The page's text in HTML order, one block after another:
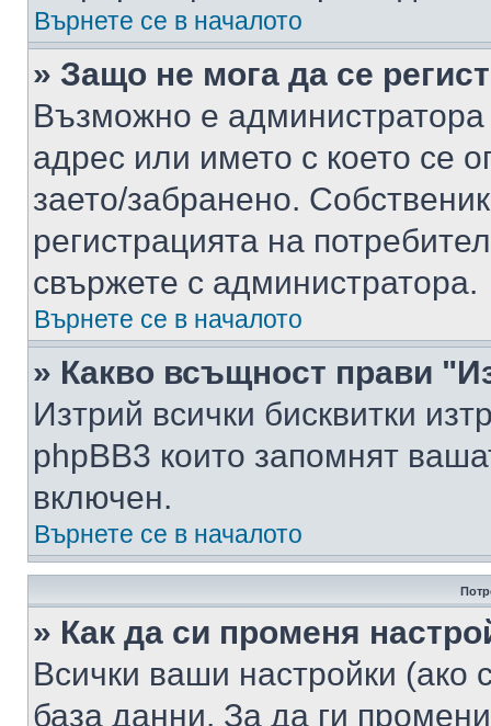
Върнете се в началото
» Защо не мога да се
Възможно е
адрес или името с което се
заето/забранено.
регистрацията на
свържете с администратора.
Върнете се в началото
» Какво всъщност прави
Изтрий всички бисквитки
phpBB3 които запомнят
включен.
Върнете се в началото
» Как да си променя
Всички ваши настройки (ако
база данни. За да ги